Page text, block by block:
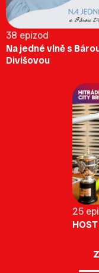
38 epizod
Na jedné vlně s
Divišovou
25